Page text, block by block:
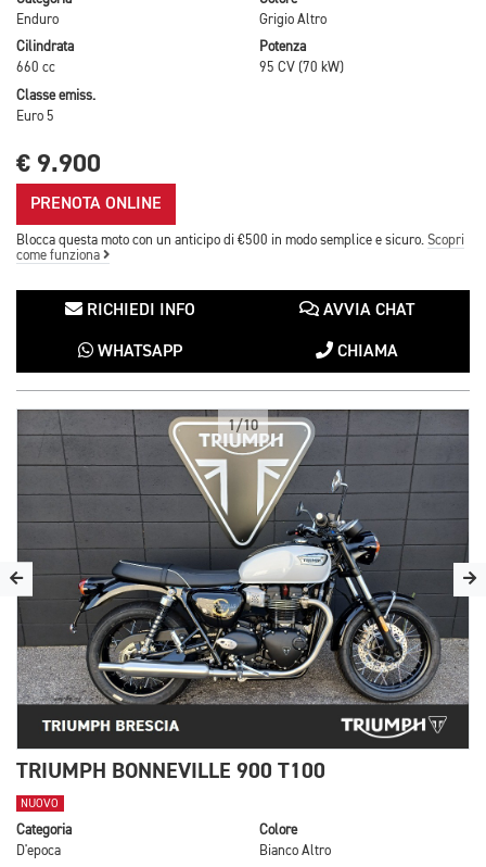
Enduro
Grigio Altro
Cilindrata
660 cc
Potenza
95 CV (70 kW)
Classe emiss.
Euro 5
€ 9.900
PRENOTA ONLINE
Blocca questa moto con un anticipo di €500 in modo semplice e sicuro. Scopri
come funziona
RICHIEDI INFO AVVIA CHAT
WHATSAPP CHIAMA
1/10
TRIUMPH BONNEVILLE 900 T100
NUOVO
Categoria
D'epoca
Colore
Bianco Altro